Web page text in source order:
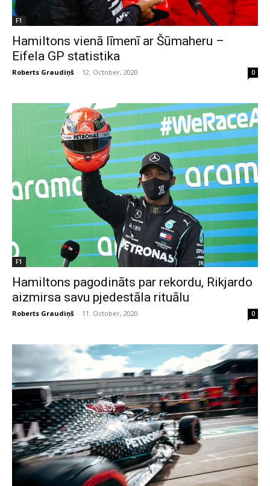
F1
Hamiltons vienā līmenī ar Šūmaheru –
Eifela GP statistika
Roberts Graudiņš - 12. October, 2020 0
F1
Hamiltons pagodināts par rekordu, Rikjardo
aizmirsa savu pjedestāla rituālu
Roberts Graudiņš - 11. October, 2020 0